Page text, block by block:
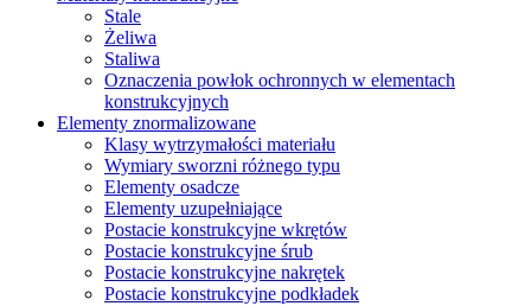
Stale
Żeliwa
Staliwa
Oznaczenia powłok ochronnych w elementach
konstrukcyjnych
Elementy znormalizowane
Klasy wytrzymałości materiału
Wymiary sworzni różnego typu
Elementy osadcze
Elementy uzupełniające
Postacie konstrukcyjne wkrętów
Postacie konstrukcyjne śrub
Postacie konstrukcyjne nakrętek
Postacie konstrukcyjne podkładek